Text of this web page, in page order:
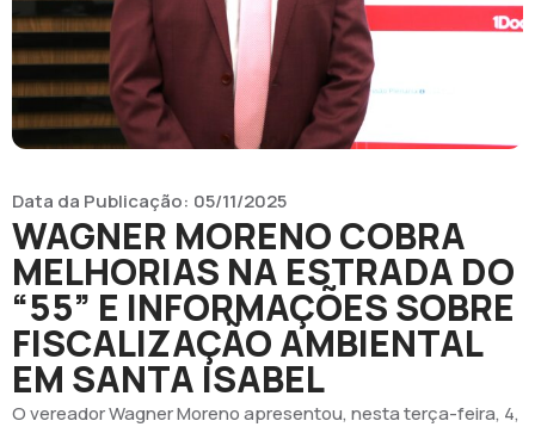
Data da Publicação: 05/11/2025
WAGNER MORENO COBRA
MELHORIAS NA ESTRADA DO
“55” E INFORMAÇÕES SOBRE
FISCALIZAÇÃO AMBIENTAL
EM SANTA ISABEL
O vereador Wagner Moreno apresentou, nesta terça-feira, 4,